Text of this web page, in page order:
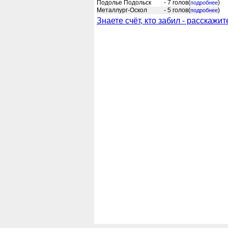
Подолье Подольск
- 7 голов(подробнее)
Металлург-Оскол
- 5 голов(подробнее)
Знаете счёт, кто забил -